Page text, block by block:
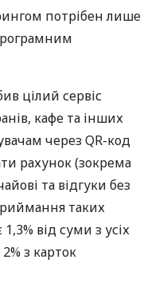
потрібен лише
цілий сервіс
кафе та інших
через QR-код
рахунок (зокрема
та відгуки без
таких
від суми з усіх
з карток